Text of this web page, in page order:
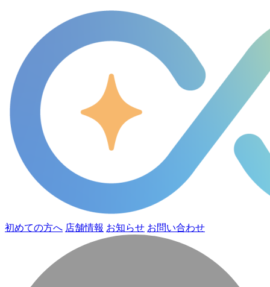
初めての方へ 店舗情報 お知らせ お問い合わせ